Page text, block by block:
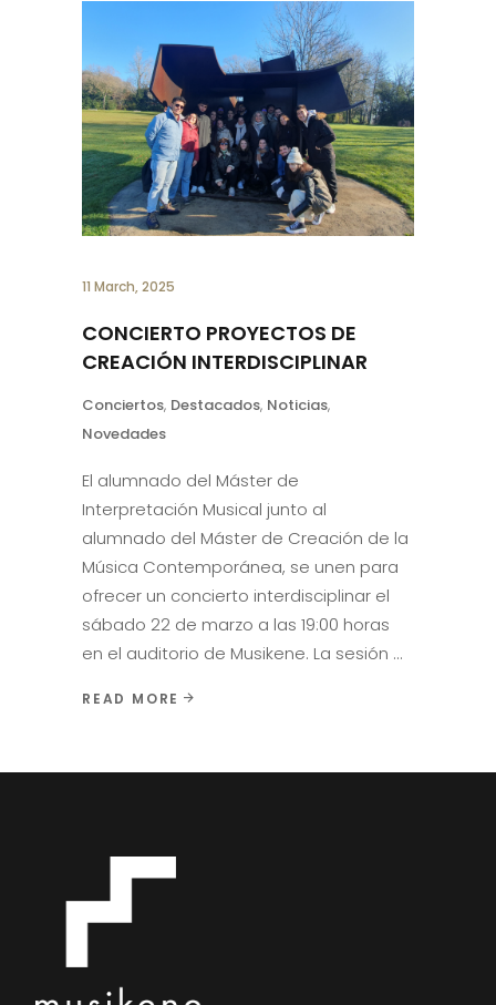
11 March, 2025
CONCIERTO PROYECTOS DE
CREACIÓN INTERDISCIPLINAR
Conciertos, Destacados, Noticias,
Novedades
El alumnado del Máster de
Interpretación Musical junto al
alumnado del Máster de Creación de la
Música Contemporánea, se unen para
ofrecer un concierto interdisciplinar el
sábado 22 de marzo a las 19:00 horas
en el auditorio de Musikene. La sesión
READ MORE